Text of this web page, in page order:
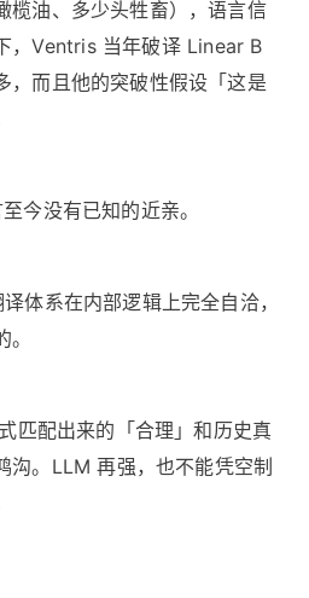
榄油、多少头牲畜），语言信
，Ventris 当年破译 Linear B
，而且他的突破性假设「这是
今没有已知的近亲。
体系在内部逻辑上完全自洽，
匹配出来的「合理」和历史真
沟。LLM 再强，也不能凭空制